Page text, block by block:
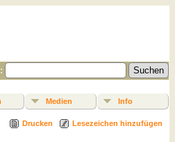
Medien Info
Drucken Lesezeichen hinzufügen